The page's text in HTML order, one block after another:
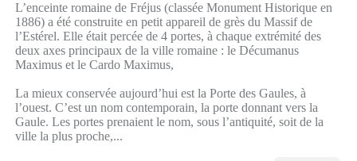
L’enceinte romaine de Fréjus (classée Monument Historique en
1886) a été construite en petit appareil de grès du Massif de
l’Estérel. Elle était percée de 4 portes, à chaque extrémité des
deux axes principaux de la ville romaine : le Décumanus
Maximus et le Cardo Maximus,
La mieux conservée aujourd’hui est la Porte des Gaules, à
l’ouest. C’est un nom contemporain, la porte donnant vers la
Gaule. Les portes prenaient le nom, sous l’antiquité, soit de la
ville la plus proche,...